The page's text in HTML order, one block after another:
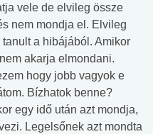
vele de elvileg össze
nem mondja el. Elvileg
a hibájából. Amikor
akarja elmondani.
hogy jobb vagyok e
Bízhatok benne?
egy idő után azt mondja,
Legelsőnek azt mondta